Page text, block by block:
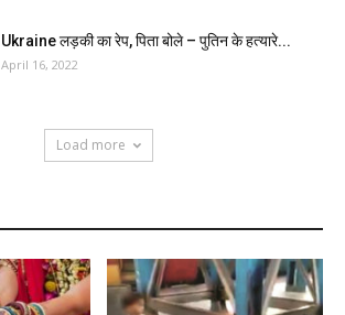
Ukraine लड़की का रेप, पिता बोले – पुतिन के हत्यारे...
April 16, 2022
Load more